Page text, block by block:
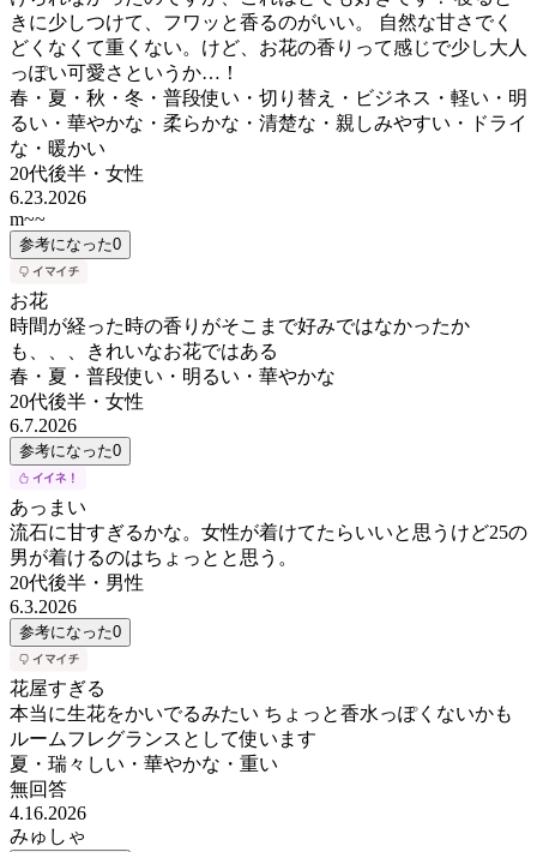
きに少しつけて、フワッと香るのがいい。 自然な甘さでく
どくなくて重くない。けど、お花の香りって感じで少し大人
っぽい可愛さというか…！
春・夏・秋・冬・普段使い・切り替え・ビジネス・軽い・明
るい・華やかな・柔らかな・清楚な・親しみやすい・ドライ
な・暖かい
20代後半 ・ 女性
6.23.2026
m~~
参考になった0
お花
時間が経った時の香りがそこまで好みではなかったか
も、、、きれいなお花ではある
春・夏・普段使い・明るい・華やかな
20代後半 ・ 女性
6.7.2026
参考になった0
あっまい
流石に甘すぎるかな。女性が着けてたらいいと思うけど25の
男が着けるのはちょっとと思う。
20代後半 ・ 男性
6.3.2026
参考になった0
花屋すぎる
本当に生花をかいでるみたい ちょっと香水っぽくないかも
ルームフレグランスとして使います
夏・瑞々しい・華やかな・重い
無回答
4.16.2026
みゅしゃ